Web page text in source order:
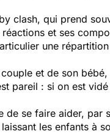
clash, qui prend
et ses
une
et de son bébé,
pareil : si on est
se faire aider, par
les enfants à